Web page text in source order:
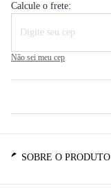
Calcule o frete:
Não sei meu cep
SOBRE O PRODUTO